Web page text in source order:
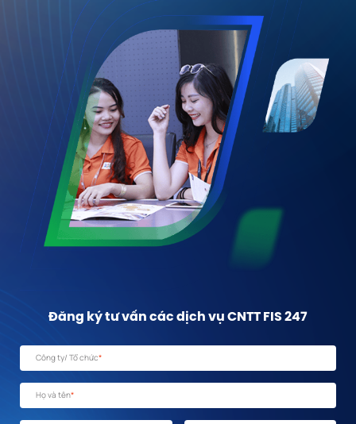
Đăng ký tư vấn các dịch vụ CNTT FIS 247
Công ty/ Tổ chức*
Họ và tên*